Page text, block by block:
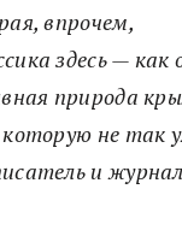
впрочем,
здесь — как
природа
не так
и